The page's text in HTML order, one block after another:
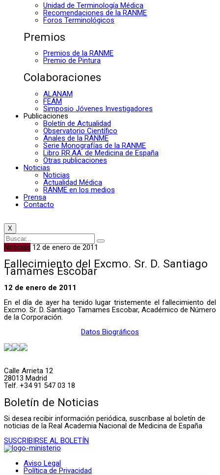
Unidad de Terminología Médica
Recomendaciones de la RANME
Foros Terminológicos
Premios
Premios de la RANME
Premio de Pintura
Colaboraciones
ALANAM
FEAM
Simposio Jóvenes Investigadores
Publicaciones
Boletín de Actualidad
Observatorio Científico
Anales de la RANME
Serie Monografías de la RANME
Libro RR.AA. de Medicina de España
Otras publicaciones
Noticias
Noticias
Actualidad Médica
RANME en los medios
Prensa
Contacto
X
Noticias 12 de enero de 2011
Fallecimiento del Excmo. Sr. D. Santiago
Tamames Escobar
12 de enero de 2011
En el día de ayer ha tenido lugar tristemente el fallecimiento del
Excmo. Sr. D. Santiago Tamames Escobar, Académico de Número
de la Corporación.
Datos Biográficos
Calle Arrieta 12
28013 Madrid
Telf. +34 91 547 03 18
Boletín de Noticias
Si desea recibir información periódica, suscríbase al boletín de
noticias de la Real Academia Nacional de Medicina de España
SUSCRIBIRSE AL BOLETÍN
Aviso Legal
Política de Privacidad